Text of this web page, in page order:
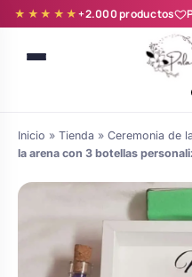
★★★★★+2.000 productos
novia y zapatillas
Inicio » Tienda » Ceremonia de
la arena con 3 botellas